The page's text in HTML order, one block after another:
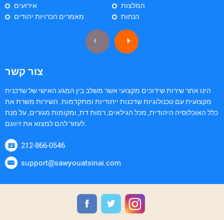
אירועים
מאמרים הכרויות יהודים
המלצות
הנחות
צור קשר
הינו אתר שירות שידוכים מקצועי אשר משלב בין המגע האישי של שדכנית
מקצועית עם טכנולוגיות שדכנות ייחודיות ומתקדמות. השירות משרת את
כלל האוכלוסיה היהודית, מכל הגילאים, רמות דת, ומקומות מגורים, על מנת
לעזור להם למצוא את זיווגם.
212-866-0546
support@sawyouatsinai.com